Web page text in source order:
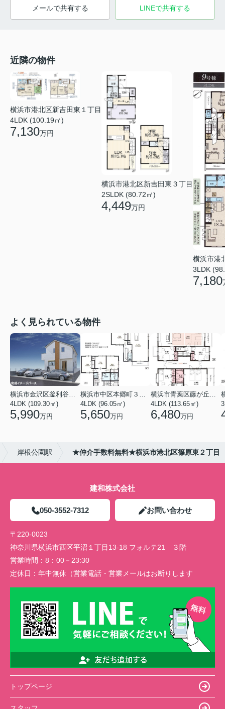
メールで共有する LINEで共有する
近隣の物件
横浜市港北区新吉田東１丁目
4LDK (100.19㎡)
7,130万円
横浜市港北区新吉田東３丁目
2SLDK (80.72㎡)
4,449万円
横浜市港
3LDK
7,180
よく見られている物件
4LDK (109.30㎡)
5,990万円
4LDK (96.05㎡)
5,650万円
4LDK (113.65㎡)
6,480万円
岸根公園駅 ★仲介手数料無料★横浜市港北区篠原東２丁目
建和株式会社
050-3552-7312 お問い合わせ
〒220-0023
神奈川県横浜市西区平沼１丁目13-18 フォルテ21 ３階
営業時間： 8：00－23:30
定休日： 年中無休（営業電話・営業メールはお断りします
トップページ